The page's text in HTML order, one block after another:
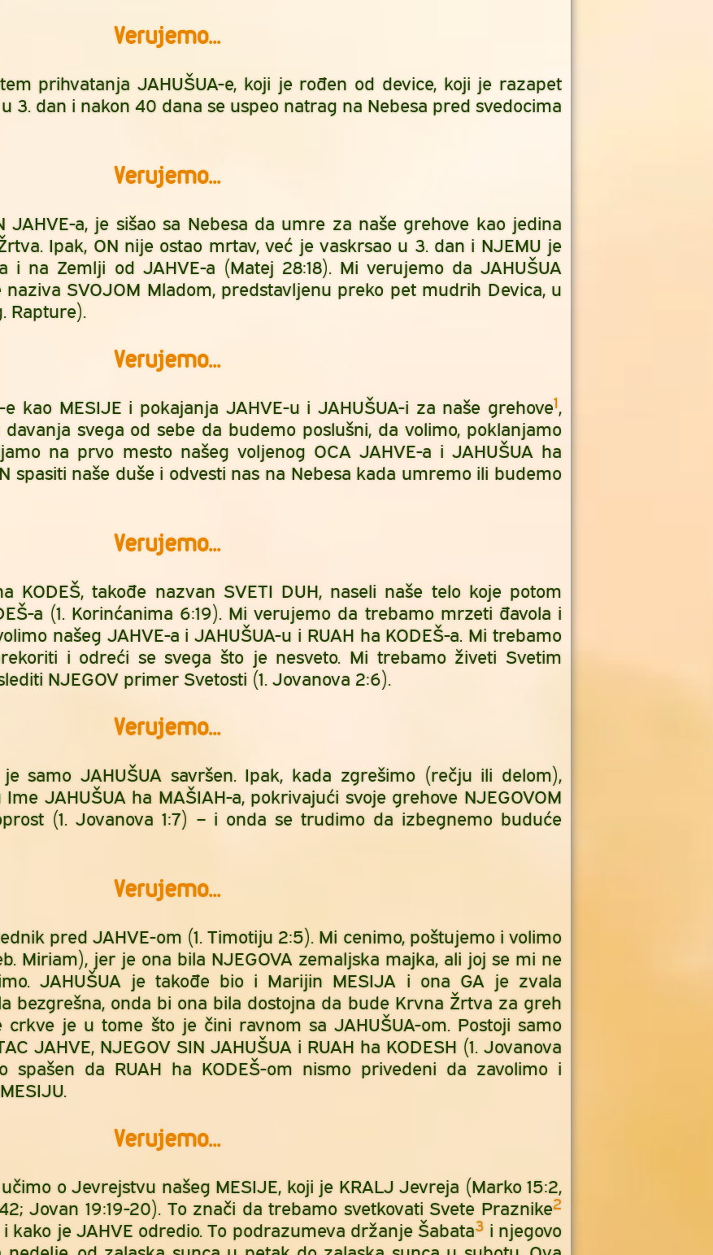
Verujemo...
prihvatanja JAHUŠUA-e, koji je rođen od device, koji je razapet
3. dan i nakon 40 dana se uspeo natrag na Nebesa pred svedocima
Verujemo...
JAHVE-a, je sišao sa Nebesa da umre za naše grehove kao jedina
Ipak, ON nije ostao mrtav, već je vaskrsao u 3. dan i NJEMU je
i na Zemlji od JAHVE-a (Matej 28:18). Mi verujemo da JAHUŠUA
SVOJOM Mladom, predstavljenu preko pet mudrih Devica, u
Rapture).
Verujemo...
kao MESIJE i pokajanja JAHVE-u i JAHUŠUA-i za naše grehove1,
svega od sebe da budemo poslušni, da volimo, poklanjamo
na prvo mesto našeg voljenog OCA JAHVE-a i JAHUŠUA ha
spasiti naše duše i odvesti nas na Nebesa kada umremo ili budemo
Verujemo...
KODEŠ, takođe nazvan SVETI DUH, naseli naše telo koje potom
a (1. Korinćanima 6:19). Mi verujemo da trebamo mrzeti đavola i
našeg JAHVE-a i JAHUŠUA-u i RUAH ha KODEŠ-a. Mi trebamo
i odreći se svega što je nesveto. Mi trebamo živeti Svetim
NJEGOV primer Svetosti (1. Jovanova 2:6).
Verujemo...
samo JAHUŠUA savršen. Ipak, kada zgrešimo (rečju ili delom),
JAHUŠUA ha MAŠIAH-a, pokrivajući svoje grehove NJEGOVOM
(1. Jovanova 1:7) – i onda se trudimo da izbegnemo buduće
Verujemo...
pred JAHVE-om (1. Timotiju 2:5). Mi cenimo, poštujemo i volimo
Miriam), jer je ona bila NJEGOVA zemaljska majka, ali joj se mi ne
JAHUŠUA je takođe bio i Marijin MESIJA i ona GA je zvala
bezgrešna, onda bi ona bila dostojna da bude Krvna Žrtva za greh
crkve je u tome što je čini ravnom sa JAHUŠUA-om. Postoji samo
JAHVE, NJEGOV SIN JAHUŠUA i RUAH ha KODESH (1. Jovanova
da RUAH ha KODEŠ-om nismo privedeni da zavolimo i
Verujemo...
o Jevrejstvu našeg MESIJE, koji je KRALJ Jevreja (Marko 15:2,
Jovan 19:19-20). To znači da trebamo svetkovati Svete Praznike2
kako je JAHVE odredio. To podrazumeva držanje Šabata3 i njegovo